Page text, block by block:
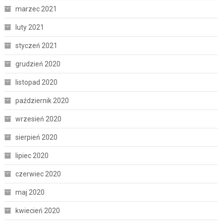
marzec 2021
luty 2021
styczeń 2021
grudzień 2020
listopad 2020
październik 2020
wrzesień 2020
sierpień 2020
lipiec 2020
czerwiec 2020
maj 2020
kwiecień 2020